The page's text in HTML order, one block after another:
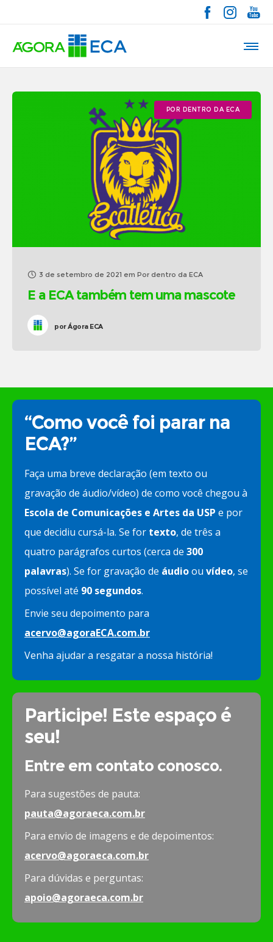
POR DENTRO DA ECA
3 de setembro de 2021 em Por dentro da ECA
E a ECA também tem uma mascote
porÁgora ECA
“Como você foi parar na
ECA?”
Faça uma breve declaração (em texto ou
gravação de áudio/vídeo) de como você chegou à
Escola de Comunicações e Artes da USP e por
que decidiu cursá-la. Se for texto, de três a
quatro parágrafos curtos (cerca de 300
palavras). Se for gravação de áudioou vídeo, se
possível até 90 segundos.
Envie seu depoimento para
acervo@agoraECA.com.br
Venha ajudar a resgatar a nossa história!
Participe! Este espaço é
seu!
Entre em contato conosco.
Para sugestões de pauta:
pauta@agoraeca.com.br
Para envio de imagens e de depoimentos:
acervo@agoraeca.com.br
Para dúvidas e perguntas:
apoio@agoraeca.com.br